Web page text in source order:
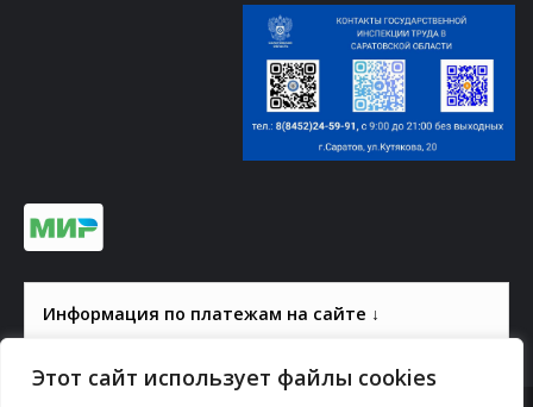
Этот сайт использует файлы cookies
Информация по платежам на сайте ↓